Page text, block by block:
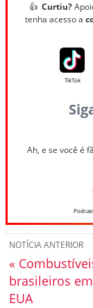
👍 Curtiu?
tenha acesso a
TikTok
Ah, e se você é
NOTÍCIA ANTERIOR
«
brasileiros
EUA